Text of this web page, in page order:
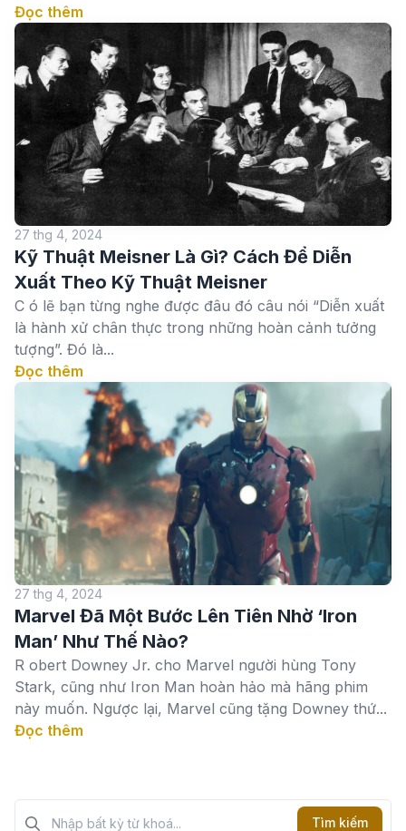
Đọc thêm
27 thg 4, 2024
Kỹ Thuật Meisner Là Gì? Cách Để Diễn
Xuất Theo Kỹ Thuật Meisner
C ó lẽ bạn từng nghe được đâu đó câu nói “Diễn xuất
là hành xử chân thực trong những hoàn cảnh tưởng
tượng”. Đó là...
Đọc thêm
27 thg 4, 2024
Marvel Đã Một Bước Lên Tiên Nhờ ‘Iron
Man’ Như Thế Nào?
R obert Downey Jr. cho Marvel người hùng Tony
Stark, cũng như Iron Man hoàn hảo mà hãng phim
này muốn. Ngược lại, Marvel cũng tặng Downey thứ...
Đọc thêm
Tìm kiếm?>
Tìm kiếm